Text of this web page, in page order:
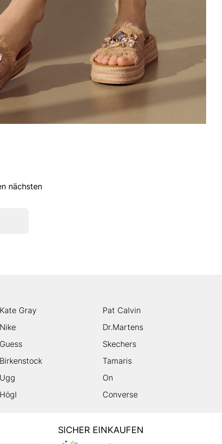
nächsten
Kate Gray
Pat Calvin
Nike
Dr.Martens
Guess
Skechers
Birkenstock
Tamaris
Ugg
On
Högl Converse
SICHER EINKAUFEN